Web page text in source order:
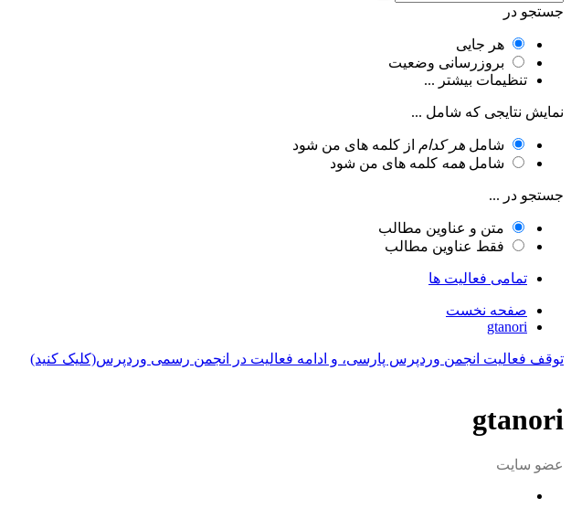
جستجو در
هر جایی
بروزرسانی وضعیت
تنظیمات بیشتر ...
نمایش نتایجی که شامل ...
شامل هر کدام از کلمه های من شود
شامل همه کلمه های من شود
جستجو در ...
متن و عناوین مطالب
فقط عناوین مطالب
تمامی فعالیت ها
صفحه نخست
gtanori
توقف فعالیت انجمن وردپرس پارسی، و ادامه فعالیت در انجمن رسمی وردپرس(کلیک کنید)
gtanori
عضو سایت